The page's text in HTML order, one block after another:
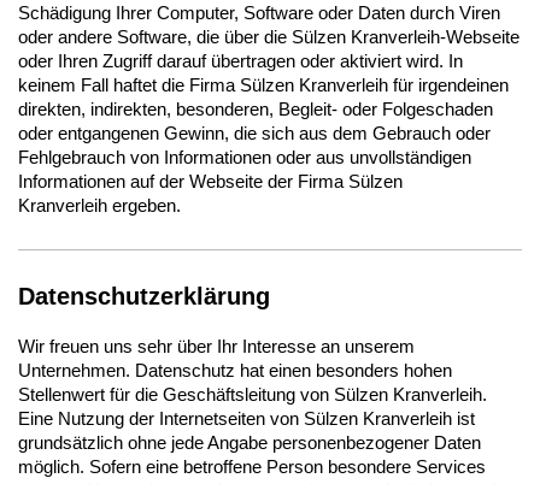
Schädigung Ihrer Computer, Software oder Daten durch Viren
oder andere Software, die über die Sülzen Kranverleih-Webseite
oder Ihren Zugriff darauf übertragen oder aktiviert wird. In
keinem Fall haftet die Firma Sülzen Kranverleih für irgendeinen
direkten, indirekten, besonderen, Begleit- oder Folgeschaden
oder entgangenen Gewinn, die sich aus dem Gebrauch oder
Fehlgebrauch von Informationen oder aus unvollständigen
Informationen auf der Webseite der Firma Sülzen
Kranverleih ergeben.
Datenschutzerklärung
Wir freuen uns sehr über Ihr Interesse an unserem
Unternehmen. Datenschutz hat einen besonders hohen
Stellenwert für die Geschäftsleitung von Sülzen Kranverleih.
Eine Nutzung der Internetseiten von Sülzen Kranverleih ist
grundsätzlich ohne jede Angabe personenbezogener Daten
möglich. Sofern eine betroffene Person besondere Services